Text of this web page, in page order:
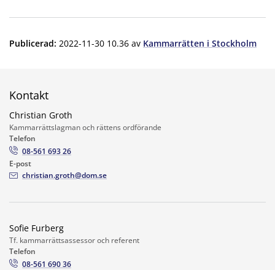
Publicerad: 2022-11-30 10.36 av Kammarrätten i Stockholm
Kontakt
Christian Groth
Kammarrättslagman och rättens ordförande
Telefon
08-561 693 26
E-post
christian.groth@dom.se
Sofie Furberg
Tf. kammarrättsassessor och referent
Telefon
08-561 690 36